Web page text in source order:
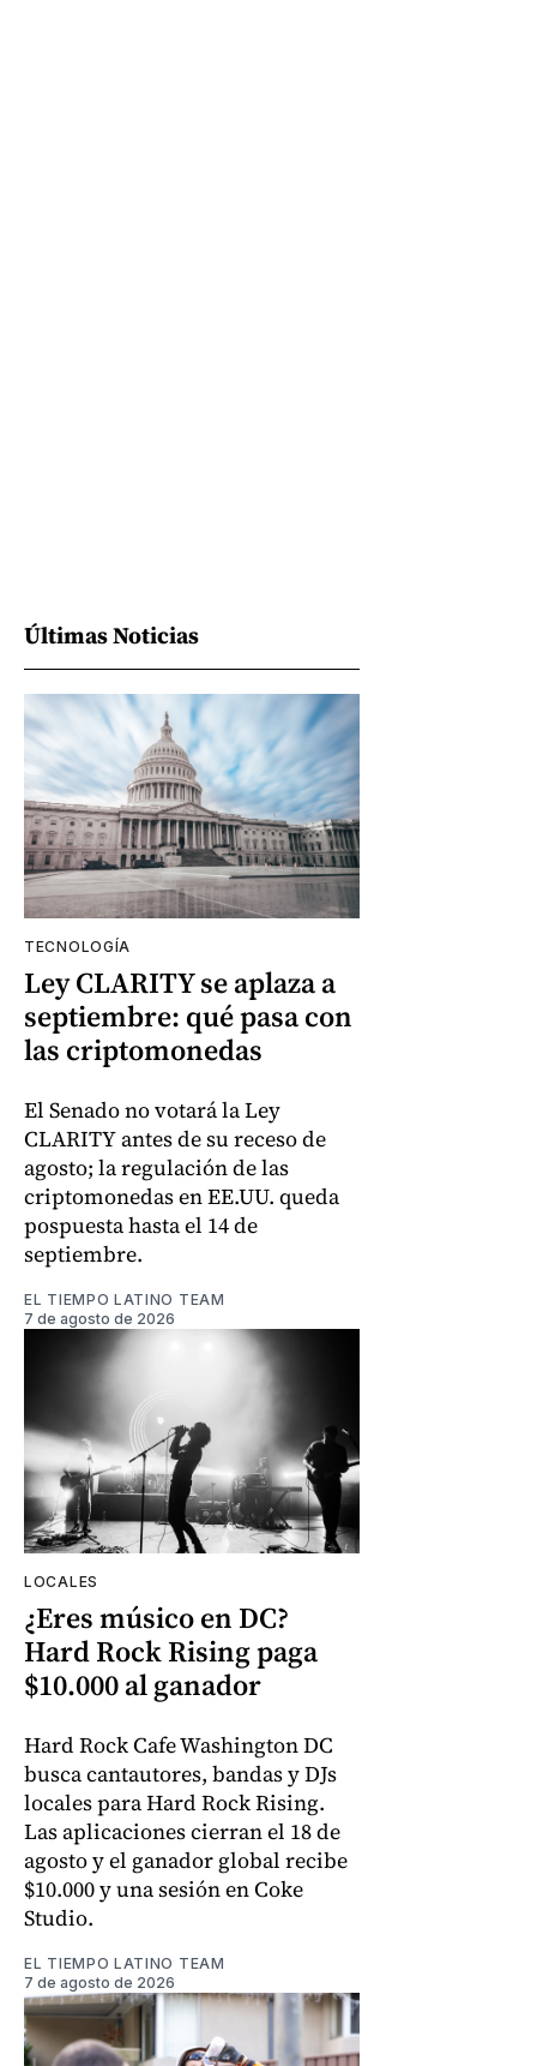
Últimas Noticias
TECNOLOGÍA
Ley CLARITY se aplaza a
septiembre: qué pasa con
las criptomonedas
El Senado no votará la Ley
CLARITY antes de su receso de
agosto; la regulación de las
criptomonedas en EE.UU. queda
pospuesta hasta el 14 de
septiembre.
EL TIEMPO LATINO TEAM
7 de agosto de 2026
LOCALES
¿Eres músico en DC?
Hard Rock Rising paga
$10.000 al ganador
Hard Rock Cafe Washington DC
busca cantautores, bandas y DJs
locales para Hard Rock Rising.
Las aplicaciones cierran el 18 de
agosto y el ganador global recibe
$10.000 y una sesión en Coke
Studio.
EL TIEMPO LATINO TEAM
7 de agosto de 2026